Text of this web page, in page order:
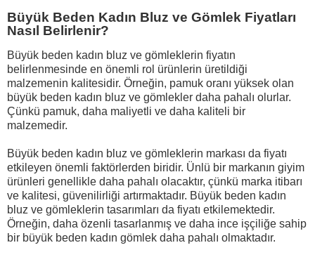
Büyük Beden Kadın Bluz ve Gömlek Fiyatları
Nasıl Belirlenir?
Büyük beden kadın bluz ve gömleklerin fiyatın
belirlenmesinde en önemli rol ürünlerin üretildiği
malzemenin kalitesidir. Örneğin, pamuk oranı yüksek olan
büyük beden kadın bluz ve gömlekler daha pahalı olurlar.
Çünkü pamuk, daha maliyetli ve daha kaliteli bir
malzemedir.
Büyük beden kadın bluz ve gömleklerin markası da fiyatı
etkileyen önemli faktörlerden biridir. Ünlü bir markanın giyim
ürünleri genellikle daha pahalı olacaktır, çünkü marka itibarı
ve kalitesi, güvenilirliği artırmaktadır. Büyük beden kadın
bluz ve gömleklerin tasarımları da fiyatı etkilemektedir.
Örneğin, daha özenli tasarlanmış ve daha ince işçiliğe sahip
bir büyük beden kadın gömlek daha pahalı olmaktadır.